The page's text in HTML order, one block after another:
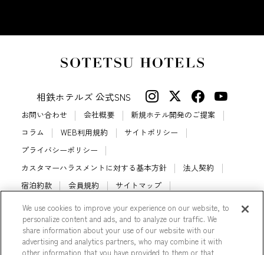
相鉄ホテルズ 公式SNS
お問い合わせ 会社概要
新規ホテル開発のご提案
コラム
WEB利用規約
サイトポリシー
プライバシーポリシー
カスタマーハラスメントに対する基本方針
法人契約
宿泊約款
会員規約
サイトマップ
相鉄ホテルズ パートナーホテル加盟募集のご案内
採用情報
Cookie Settings
We use cookies to improve your experience on our website, to
personalize content and ads, and to analyze our traffic. We
share information about your use of our website with our
advertising and analytics partners, who may combine it with
other information that you have provided to them or that